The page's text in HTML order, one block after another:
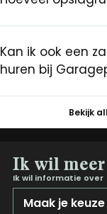
Kan ik ook een
huren bij
Bekijk
Ik wil
Ik wil informatie over